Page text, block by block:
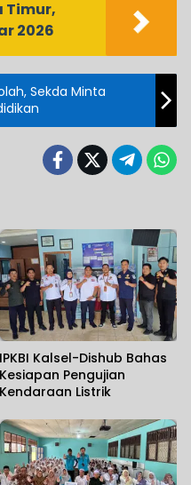
Timur,
2026
Sekda Minta
IPKBI Kalsel-Dishub Bahas
Kesiapan Pengujian
Kendaraan Listrik